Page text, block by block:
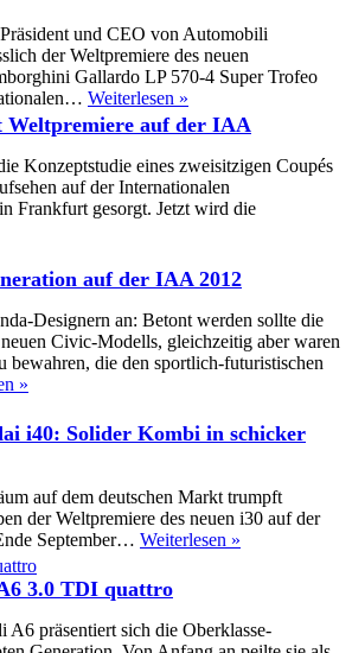
der
und CEO von Automobili
der Weltpremiere des neuen
Gallardo LP 570-4 Super Trofeo
Weiterlesen »
Sekunden
auf
100-
km/h:
Lamborghini
auf der IAA
Konzeptstudie eines zweisitzigen Coupés
auf der Internationalen
Frankfurt gesorgt. Jetzt wird die
auf der IAA 2012
Designern an: Betont werden sollte die
Civic-Modells, gleichzeitig aber waren
bewahren, die den sportlich-futuristischen
»
9.
Generation
der
IAA
2012
i40: Solider Kombi in schicker
auf dem deutschen Markt trumpft
der Weltpremiere des neuen i30 auf der
September… Weiterlesen »
Kombi
in
3.0 TDI quattro
präsentiert sich die Oberklasse-